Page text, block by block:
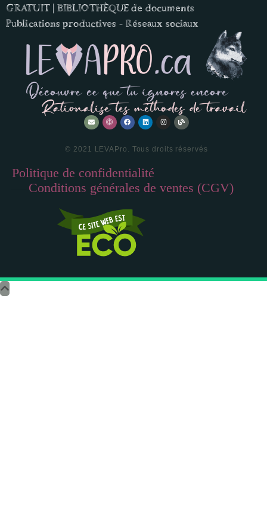
GRATUIT | BIBLIOTHÈQUE de documents
Publications productives - Réseaux sociaux
© 2021 LEVAPro. Tous droits réservés
Politique de confidentialité
Conditions générales de ventes (CGV)